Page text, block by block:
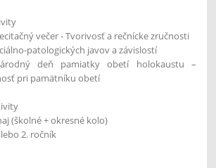
večer - Tvorivosť a rečnícke zručnosti
patologických javov a závislostí
deň pamiatky obetí holokaustu –
pri pamätníku obetí
(školné + okresné kolo)
2. ročník